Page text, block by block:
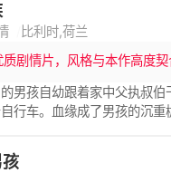
比利时,荷兰
质剧情片，风格与本作高度契
男孩自幼跟着家中父执叔
行车。血缘成了男孩的沉
家庭是由酒鬼、赌徒和花花